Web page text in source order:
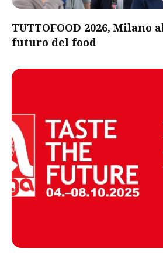
TUTTOFOOD 2026, Milano
futuro del food